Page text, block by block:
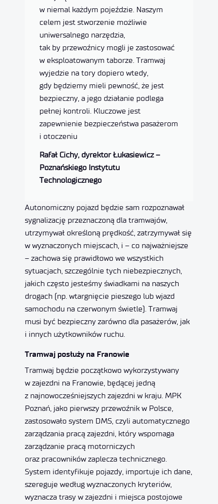
w niemal każdym pojeździe. Naszym
celem jest stworzenie możliwie
uniwersalnego narzędzia,
tak by przewoźnicy mogli je zastosować
w eksploatowanym taborze. Tramwaj
wyjedzie na tory dopiero wtedy,
gdy będziemy mieli pewność, że jest
bezpieczny, a jego działanie podlega
pełnej kontroli. Kluczowe jest
zapewnienie bezpieczeństwa pasażerom
i otoczeniu
Rafał Cichy, dyrektor Łukasiewicz –
Poznańskiego Instytutu
Technologicznego
Autonomiczny pojazd będzie sam rozpoznawał
sygnalizację przeznaczoną dla tramwajów,
utrzymywał określoną prędkość, zatrzymywał się
w wyznaczonych miejscach, i – co najważniejsze
– zachowa się prawidłowo we wszystkich
sytuacjach, szczególnie tych niebezpiecznych,
jakich często jesteśmy świadkami na naszych
drogach (np. wtargnięcie pieszego lub wjazd
samochodu na czerwonym świetle). Tramwaj
musi być bezpieczny zarówno dla pasażerów, jak
i innych użytkowników ruchu.
Tramwaj posłuży na Franowie
Tramwaj będzie początkowo wykorzystywany
w zajezdni na Franowie, będącej jedną
z najnowocześniejszych zajezdni w kraju. MPK
Poznań, jako pierwszy przewoźnik w Polsce,
zastosowało system DMS, czyli automatycznego
zarządzania pracą zajezdni, który wspomaga
zarządzanie pracą motorniczych
oraz pracowników zaplecza technicznego.
System identyfikuje pojazdy, importuje ich dane,
szereguje według wyznaczonych kryteriów,
wyznacza trasy w zajezdni i miejsca postojowe